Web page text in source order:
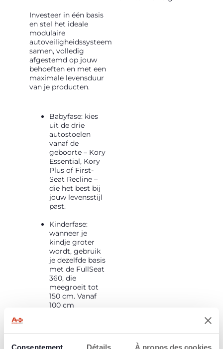
Consentement Détails À propos des cookies
Investeer in één basis
en stel het ideale
modulaire
autoveiligheidssysteem
samen, volledig
afgestemd op jouw
behoeften en met een
maximale levensduur
van je producten.
Babyfase: kies
uit de drie
autostoelen
vanaf de
geboorte – Kory
Essential, Kory
Plus of First-
Seat Recline –
die het best bij
jouw levensstijl
past.
Kinderfase:
wanneer je
kindje groter
wordt, gebruik
je dezelfde basis
met de FullSeat
360, die
meegroeit tot
150 cm. Vanaf
100 cm
stoel zonder